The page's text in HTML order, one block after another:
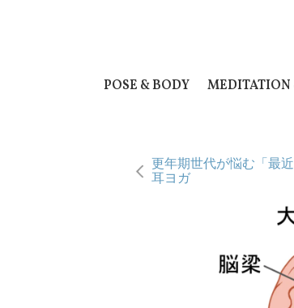
POSE & BODY
更年期世代が悩む「最
耳ヨガ